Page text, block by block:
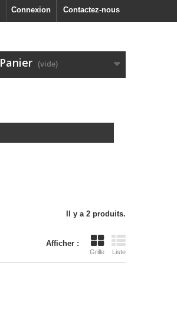
Contactez-nous
Connexion
Panier (vide)
Il y a 2 produits.
Afficher :
Grille Liste